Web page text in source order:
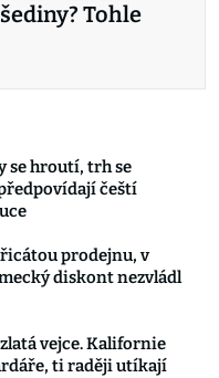
Tohle
se hroutí, trh se
čeští
prodejnu, v
diskont nezvládl
vejce. Kalifornie
ti raději utíkají